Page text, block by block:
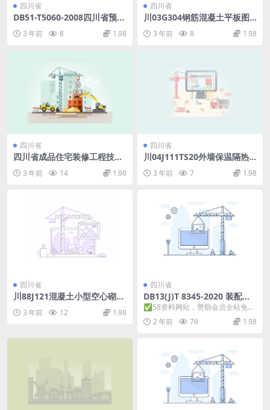
四川省
DB51-T5060-2008四川省预拌
砂浆生产与应用技术规程.pdf
3 年前 8 1.98
四川省
川03G304钢筋混凝土平板图
3 年前 8 1.98
四川省
四川省成品住宅装修工程技术
标准DBJ51015－2013.pdf
3 年前 14 1.98
四川省
川04J111TS20外墙保温隔热
3 年前 7 1.98
四川省
川88J121混凝土小型空心砌块
3 年前 12 1.98
四川省
DB13(J)T 8345-2020 装配整
体式混凝土框架结构设计标准.
pdf
✅58资料网站，赞助会员全站免
费！ ✅本站已经工信部、公安部备
案，真实可信！ ✅...
2 年前 76 1.98